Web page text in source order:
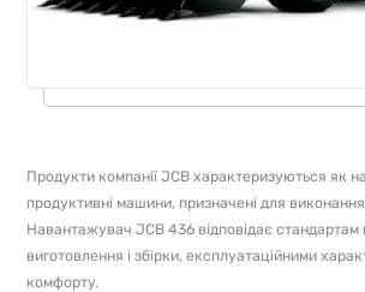
Продукти компанії JCB характеризуються як
продуктивні машини, призначені для виконання
Навантажувач JCB 436 відповідає стандартам
виготовлення і збірки, експлуатаційними
комфорту.